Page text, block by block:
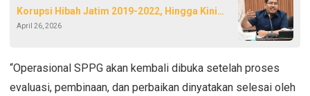
Korupsi Hibah Jatim 2019-2022, Hingga Kini
Tidak Ditahan KPK
April 26, 2026
“Operasional SPPG akan kembali dibuka setelah proses
evaluasi, pembinaan, dan perbaikan dinyatakan selesai oleh